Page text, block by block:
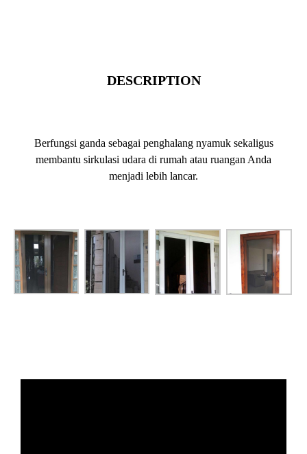
DESCRIPTION
Berfungsi ganda sebagai penghalang nyamuk sekaligus
membantu sirkulasi udara di rumah atau ruangan Anda
menjadi lebih lancar.